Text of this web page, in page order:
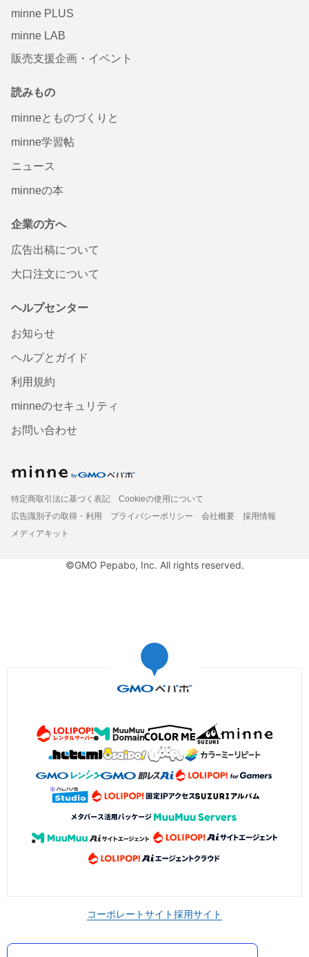
minne PLUS
minne LAB
販売支援企画・イベント
読みもの
minneとものづくりと
minne学習帖
ニュース
minneの本
企業の方へ
広告出稿について
大口注文について
ヘルプセンター
お知らせ
ヘルプとガイド
利用規約
minneのセキュリティ
お問い合わせ
特定商取引法に基づく表記
Cookieの使用について
広告識別子の取得・利用
プライバシーポリシー 会社概要
採用情報
メディアキット
©GMO Pepabo, Inc. All rights reserved.
コーポレートサイト採用サイト